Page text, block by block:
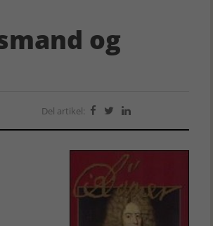
og
Del artikel:   